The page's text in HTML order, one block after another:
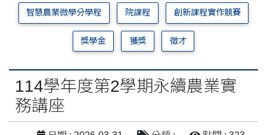
智慧農業微學分學程 院課程 創新課程實作競賽
獎學金 獲獎 徵才
114學年度第2學期永續農業實
務講座